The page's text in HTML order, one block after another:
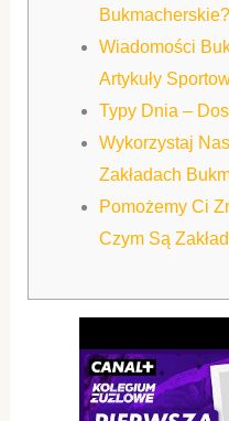
Bukmacherskie?
Wiadomości
Artykuły
Typy Dnia –
Wykorzystaj
Zakładach
Pomożemy Ci
Czym Są